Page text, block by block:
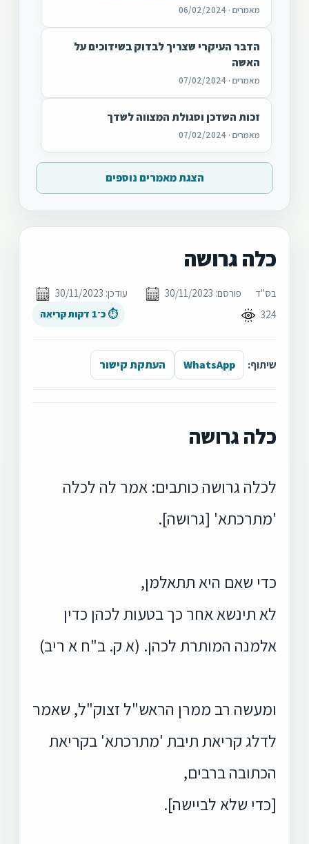
מאמרים · 06/02/2024
הדבר העיקרי שצריך לבדוק בשידוכים על
האשה
מאמרים · 07/02/2024
זכות השדכן וסגולת המצווה לשדך
מאמרים · 07/02/2024
הצגת מאמרים נוספים
כלה גרושה
בס"ד פורסם: 30/11/2023
עודכן: 30/11/2023
324
⏱ כ־1 דקות קריאה
שיתוף: WhatsApp העתקת קישור
כלה גרושה
לכלה גרושה כותבים: אמר לה לכלה
'מתרכתא' [גרושה].
כדי שאם היא תתאלמן,
לא תינשא אחר כך בטעות לכהן כדין
אלמנה המותרת לכהן. (א ק. ב"ח א ריב)
ומעשה רב ממרן הראש"ל זצוק"ל, שאמר
לדלג קריאת תיבת 'מתרכתא' בקריאת
הכתובה ברבים,
[כדי שלא לביישה].